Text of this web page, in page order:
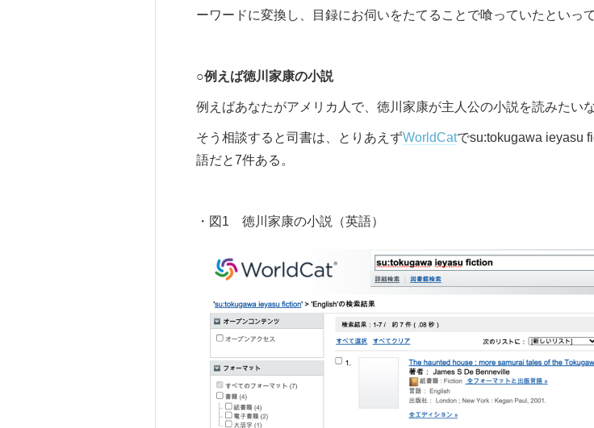
ーワードに変換し、目録にお伺いをたてることで喰っていたといって
○例えば徳川家康の小説
例えばあなたがアメリカ人で、徳川家康が主人公の小説を読みたい
そう相談すると司書は、とりあえずWorldCatでsu:tokugawa ieyasu
語だと7件ある。
・図1 徳川家康の小説（英語）